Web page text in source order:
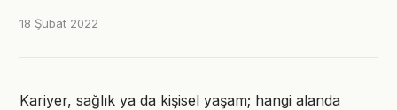
18 Şubat 2022
Kariyer, sağlık ya da kişisel yaşam; hangi alanda